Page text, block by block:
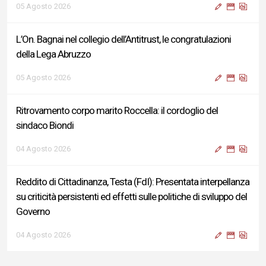
05 Agosto 2026
L’On. Bagnai nel collegio dell’Antitrust, le congratulazioni
della Lega Abruzzo
05 Agosto 2026
Ritrovamento corpo marito Roccella: il cordoglio del
sindaco Biondi
04 Agosto 2026
Reddito di Cittadinanza, Testa (FdI): Presentata interpellanza
su criticità persistenti ed effetti sulle politiche di sviluppo del
Governo
04 Agosto 2026